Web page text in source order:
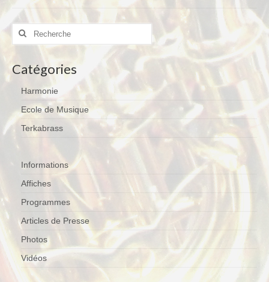
Rechercher
Catégories
Harmonie
Ecole de Musique
Terkabrass
Informations
Affiches
Programmes
Articles de Presse
Photos
Vidéos